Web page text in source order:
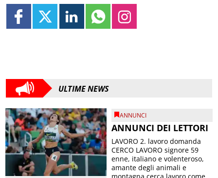
ULTIME NEWS
ANNUNCI
ANNUNCI DEI LETTORI
LAVORO 2. lavoro domanda
CERCO LAVORO signore 59
enne, italiano e volenteroso,
amante degli animali e